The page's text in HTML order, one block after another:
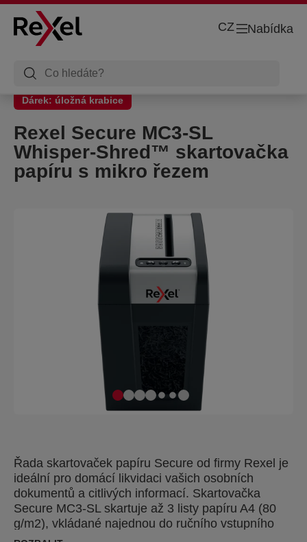
Nabídka
CZ
Dárek: úložná krabice
Rexel Secure MC3-SL
Whisper-Shred™ skartovačka
papíru s mikro řezem
Řada skartovaček papíru Secure od firmy Rexel je
ideální pro domácí likvidaci vašich osobních
dokumentů a citlivých informací. Skartovačka
Secure MC3-SL skartuje až 3 listy papíru A4 (80
g/m2), vkládané najednou do ručního vstupního
otvoru, na dílky s mikro řezem P-5 (2 x 15 mm).